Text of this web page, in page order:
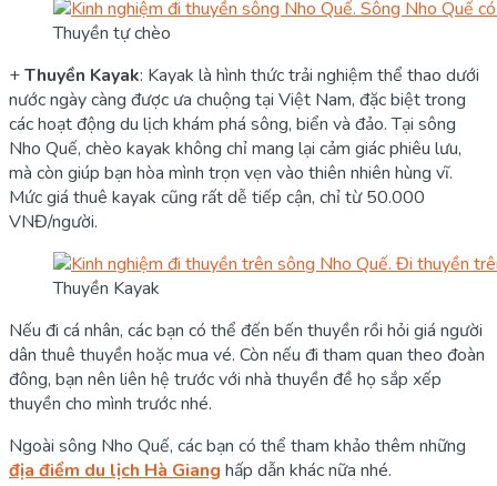
Thuyền tự chèo
+Thuyền Kayak: Kayak là hình thức trải nghiệm thể thao dưới
nước ngày càng được ưa chuộng tại Việt Nam, đặc biệt trong
các hoạt động du lịch khám phá sông, biển và đảo. Tại sông
Nho Quế, chèo kayak không chỉ mang lại cảm giác phiêu lưu,
mà còn giúp bạn hòa mình trọn vẹn vào thiên nhiên hùng vĩ.
Mức giá thuê kayak cũng rất dễ tiếp cận, chỉ từ 50.000
VNĐ/người.
Thuyền Kayak
Nếu đi cá nhân, các bạn có thể đến bến thuyền rồi hỏi giá người
dân thuê thuyền hoặc mua vé. Còn nếu đi tham quan theo đoàn
đông, bạn nên liên hệ trước với nhà thuyền đề họ sắp xếp
thuyền cho mình trước nhé.
Ngoài sông Nho Quế, các bạn có thể tham khảo thêm những
địa điểm du lịch Hà Giang hấp dẫn khác nữa nhé.